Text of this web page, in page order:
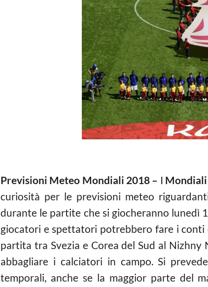
Previsioni Meteo Mondiali 2018 – I Mondiali
curiosità per le previsioni meteo
durante le partite che si giocheranno lunedì
giocatori e spettatori potrebbero fare i
partita tra Svezia e Corea del Sud al
abbagliare i calciatori in campo. Si
temporali, anche se la maggior parte del